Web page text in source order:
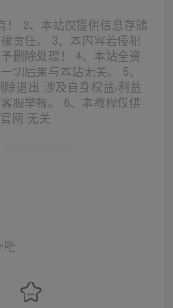
！ 2、本站仅提供信息存储
责任。 3、本内容若侵犯
删除处理！ 4、本站全资
切后果与本站无关。 5、
退出 涉及自身权益/利益
服举报。 6、本教程仅供
网 无关
吧